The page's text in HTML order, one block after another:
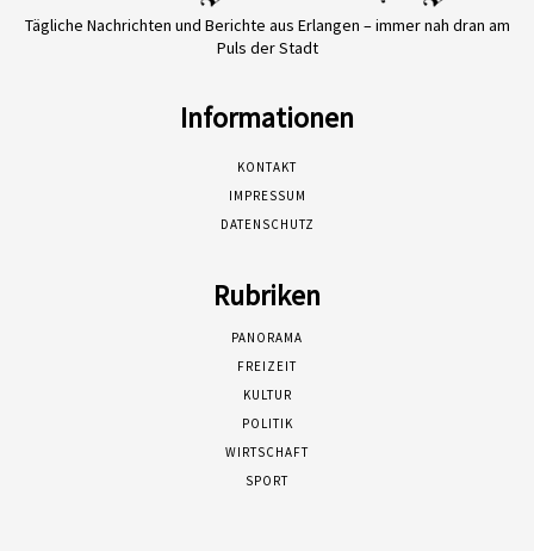
Tägliche Nachrichten und Berichte aus Erlangen – immer nah dran am
Puls der Stadt
Informationen
KONTAKT
IMPRESSUM
DATENSCHUTZ
Rubriken
PANORAMA
FREIZEIT
KULTUR
POLITIK
WIRTSCHAFT
SPORT